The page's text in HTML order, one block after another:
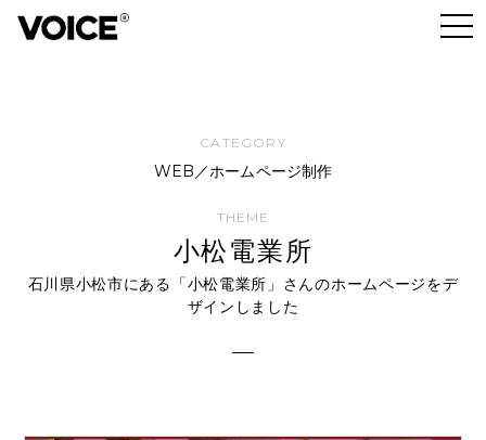
WEB／ホームページ制作
小松電業所
石川県小松市にある「小松電業所」さんのホームページをデ
ザインしました